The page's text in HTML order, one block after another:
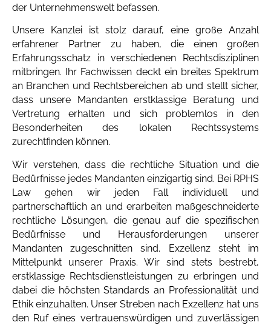
der Unternehmenswelt befassen.
Unsere Kanzlei ist stolz darauf, eine große Anzahl
erfahrener Partner zu haben, die einen großen
Erfahrungsschatz in verschiedenen Rechtsdisziplinen
mitbringen. Ihr Fachwissen deckt ein breites Spektrum
an Branchen und Rechtsbereichen ab und stellt sicher,
dass unsere Mandanten erstklassige Beratung und
Vertretung erhalten und sich problemlos in den
Besonderheiten des lokalen Rechtssystems
zurechtfinden können.
Wir verstehen, dass die rechtliche Situation und die
Bedürfnisse jedes Mandanten einzigartig sind. Bei RPHS
Law gehen wir jeden Fall individuell und
partnerschaftlich an und erarbeiten maßgeschneiderte
rechtliche Lösungen, die genau auf die spezifischen
Bedürfnisse und Herausforderungen unserer
Mandanten zugeschnitten sind. Exzellenz steht im
Mittelpunkt unserer Praxis. Wir sind stets bestrebt,
erstklassige Rechtsdienstleistungen zu erbringen und
dabei die höchsten Standards an Professionalität und
Ethik einzuhalten. Unser Streben nach Exzellenz hat uns
den Ruf eines vertrauenswürdigen und zuverlässigen